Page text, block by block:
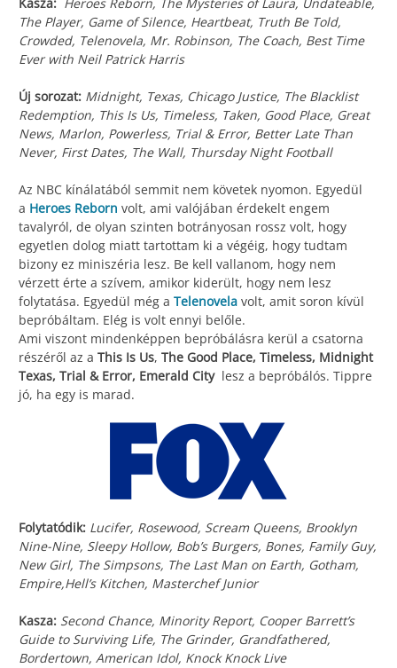
Kasza: Heroes Reborn, The Mysteries of Laura, Undateable,
The Player, Game of Silence, Heartbeat, Truth Be Told,
Crowded, Telenovela, Mr. Robinson, The Coach, Best Time
Ever with Neil Patrick Harris
Új sorozat: Midnight, Texas, Chicago Justice, The Blacklist
Redemption, This Is Us, Timeless, Taken, Good Place, Great
News, Marlon, Powerless, Trial & Error, Better Late Than
Never, First Dates, The Wall, Thursday Night Football
Az NBC kínálatából semmit nem követek nyomon. Egyedül
a Heroes Reborn volt, ami valójában érdekelt engem
tavalyról, de olyan szinten botrányosan rossz volt, hogy
egyetlen dolog miatt tartottam ki a végéig, hogy tudtam
bizony ez miniszéria lesz. Be kell vallanom, hogy nem
vérzett érte a szívem, amikor kiderült, hogy nem lesz
folytatása. Egyedül még a Telenovela volt, amit soron kívül
bepróbáltam. Elég is volt ennyi belőle.
Ami viszont mindenképpen bepróbálásra kerül a csatorna
részéről az a This Is Us, The Good Place, Timeless, Midnight
Texas, Trial & Error, Emerald City lesz a bepróbálós. Tippre
jó, ha egy is marad.
Folytatódik: Lucifer, Rosewood, Scream Queens, Brooklyn
Nine-Nine, Sleepy Hollow, Bob’s Burgers, Bones, Family Guy,
New Girl, The Simpsons, The Last Man on Earth, Gotham,
Empire,Hell’s Kitchen, Masterchef Junior
Kasza: Second Chance, Minority Report, Cooper Barrett’s
Guide to Surviving Life, The Grinder, Grandfathered,
Bordertown, American Idol, Knock Knock Live